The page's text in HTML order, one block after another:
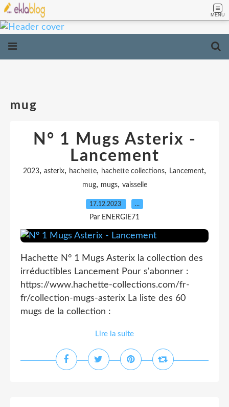
MENU
mug
N° 1 Mugs Asterix -
Lancement
2023, asterix, hachette, hachette collections, Lancement,
mug, mugs, vaisselle
17.12.2023 …
Par ENERGIE71
Hachette N° 1 Mugs Asterix la collection des
irréductibles Lancement Pour s'abonner :
https://www.hachette-collections.com/fr-
fr/collection-mugs-asterix La liste des 60
mugs de la collection :
Lire la suite